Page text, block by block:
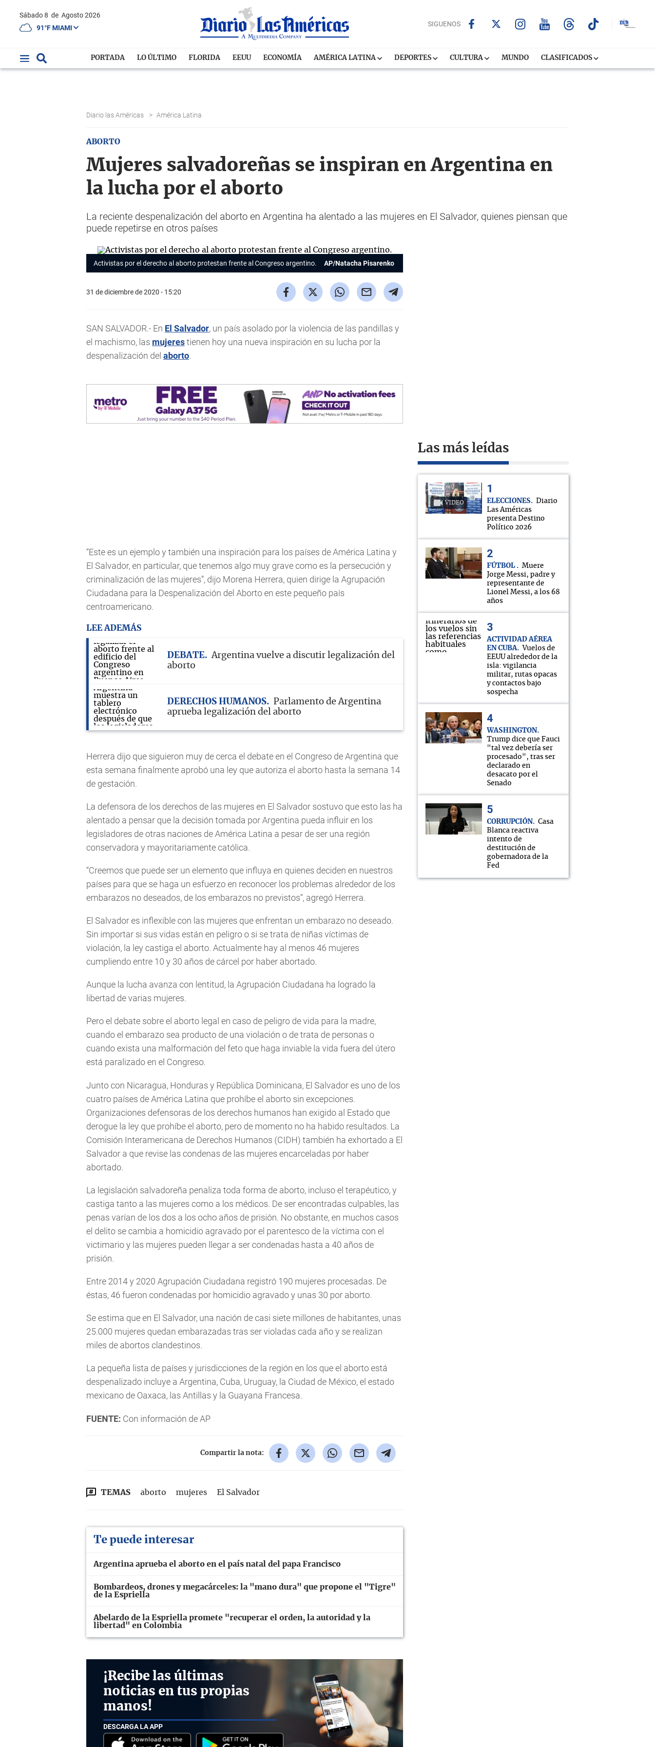
Sábado 8 de Agosto 2026
91°F MIAMI
SIGUENOS
PORTADA LO ÚLTIMO FLORIDA EEUU ECONOMÍA AMÉRICA LATINA DEPORTES CULTURA MUNDO CLASIFICADOS
Diario las Américas > América Latina
ABORTO
Mujeres salvadoreñas se inspiran en Argentina en
la lucha por el aborto
La reciente despenalización del aborto en Argentina ha alentado a las mujeres en El Salvador, quienes piensan que
puede repetirse en otros países
Activistas por el derecho al aborto protestan frente al Congreso argentino. AP/Natacha Pisarenko
31 de diciembre de 2020 - 15:20
SAN SALVADOR.- En El Salvador, un país asolado por la violencia de las pandillas y
el machismo, las mujerestienen hoy una nueva inspiración en su lucha por la
despenalización del aborto.
“Este es un ejemplo y también una inspiración para los países de América Latina y
El Salvador, en particular, que tenemos algo muy grave como es la persecución y
criminalización de las mujeres”, dijo Morena Herrera, quien dirige la Agrupación
Ciudadana para la Despenalización del Aborto en este pequeño país
centroamericano.
LEE ADEMÁS
DEBATE
Argentina vuelve a discutir legalización del
aborto
DERECHOS HUMANOS
Parlamento de Argentina
aprueba legalización del aborto
Herrera dijo que siguieron muy de cerca el debate en el Congreso de Argentina que
esta semana finalmente aprobó una ley que autoriza el aborto hasta la semana 14
de gestación.
La defensora de los derechos de las mujeres en El Salvador sostuvo que esto las ha
alentado a pensar que la decisión tomada por Argentina pueda influir en los
legisladores de otras naciones de América Latina a pesar de ser una región
conservadora y mayoritariamente católica.
“Creemos que puede ser un elemento que influya en quienes deciden en nuestros
países para que se haga un esfuerzo en reconocer los problemas alrededor de los
embarazos no deseados, de los embarazos no previstos”, agregó Herrera.
El Salvador es inflexible con las mujeres que enfrentan un embarazo no deseado.
Sin importar si sus vidas están en peligro o si se trata de niñas víctimas de
violación, la ley castiga el aborto. Actualmente hay al menos 46 mujeres
cumpliendo entre 10 y 30 años de cárcel por haber abortado.
Aunque la lucha avanza con lentitud, la Agrupación Ciudadana ha logrado la
libertad de varias mujeres.
Pero el debate sobre el aborto legal en caso de peligro de vida para la madre,
cuando el embarazo sea producto de una violación o de trata de personas o
cuando exista una malformación del feto que haga inviable la vida fuera del útero
está paralizado en el Congreso.
Junto con Nicaragua, Honduras y República Dominicana, El Salvador es uno de los
cuatro países de América Latina que prohíbe el aborto sin excepciones.
Organizaciones defensoras de los derechos humanos han exigido al Estado que
derogue la ley que prohíbe el aborto, pero de momento no ha habido resultados. La
Comisión Interamericana de Derechos Humanos (CIDH) también ha exhortado a El
Salvador a que revise las condenas de las mujeres encarceladas por haber
abortado.
La legislación salvadoreña penaliza toda forma de aborto, incluso el terapéutico, y
castiga tanto a las mujeres como a los médicos. De ser encontradas culpables, las
penas varían de los dos a los ocho años de prisión. No obstante, en muchos casos
el delito se cambia a homicidio agravado por el parentesco de la víctima con el
victimario y las mujeres pueden llegar a ser condenadas hasta a 40 años de
prisión.
Entre 2014 y 2020 Agrupación Ciudadana registró 190 mujeres procesadas. De
éstas, 46 fueron condenadas por homicidio agravado y unas 30 por aborto.
Se estima que en El Salvador, una nación de casi siete millones de habitantes, unas
25.000 mujeres quedan embarazadas tras ser violadas cada año y se realizan
miles de abortos clandestinos.
La pequeña lista de países y jurisdicciones de la región en los que el aborto está
despenalizado incluye a Argentina, Cuba, Uruguay, la Ciudad de México, el estado
mexicano de Oaxaca, las Antillas y la Guayana Francesa.
FUENTE: Con información de AP
Compartir la nota:
TEMAS aborto mujeres El Salvador
Te puede interesar
Argentina aprueba el aborto en el país natal del papa Francisco
Bombardeos, drones y megacárceles: la "mano dura" que propone el "Tigre"
de la Espriella
Abelardo de la Espriella promete "recuperar el orden, la autoridad y la
libertad" en Colombia
¡Recibe las últimas
noticias en tus propias
manos!
DESCARGA LA APP
Las más leídas
VIDEO ELECCIONES
Diario
Las Américas
presenta Destino
Político 2026
FÚTBOL
Muere
Jorge Messi, padre y
representante de
Lionel Messi, a los 68
años
ACTIVIDAD AÉREA
EN CUBA
Vuelos de
EEUU alrededor de la
isla: vigilancia
militar, rutas opacas
y contactos bajo
sospecha
WASHINGTON
Trump dice que Fauci
"tal vez debería ser
procesado", tras ser
declarado en
desacato por el
Senado
CORRUPCIÓN
Casa
Blanca reactiva
intento de
destitución de
gobernadora de la
Fed